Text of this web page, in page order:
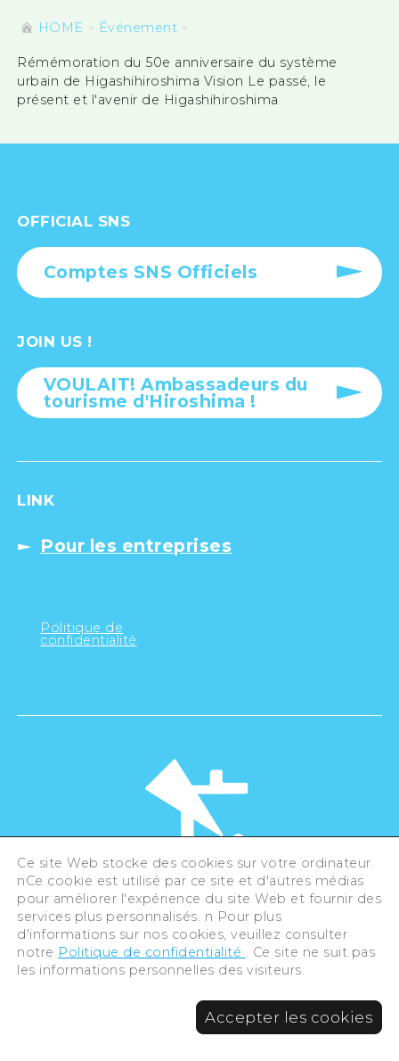
HOME Événement
Rémémoration du 50e anniversaire du système
urbain de Higashihiroshima Vision Le passé, le
présent et l'avenir de Higashihiroshima
OFFICIAL SNS
Comptes SNS Officiels
JOIN US !
VOULAIT! Ambassadeurs du
tourisme d'Hiroshima !
LINK
Pour les entreprises
Politique de
confidentialité
©Hiroshima Tourism Association /
Hiroshima Prefecture / Hiroshima City .
All rights reserved
Ce site Web stocke des cookies sur votre ordinateur.
nCe cookie est utilisé par ce site et d'autres médias
pour améliorer l'expérience du site Web et fournir des
services plus personnalisés. n Pour plus
d'informations sur nos cookies, veuillez consulter
notre Politique de confidentialité . Ce site ne suit pas
les informations personnelles des visiteurs.
Accepter les cookies